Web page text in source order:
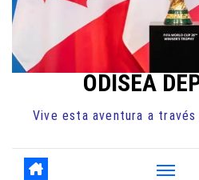
ODISEA
Vive esta aventura a